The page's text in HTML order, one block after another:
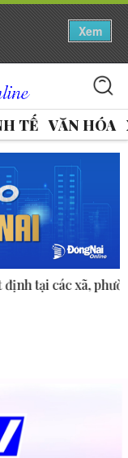
Xem
TẾ VĂN HÓA
xã, phường.